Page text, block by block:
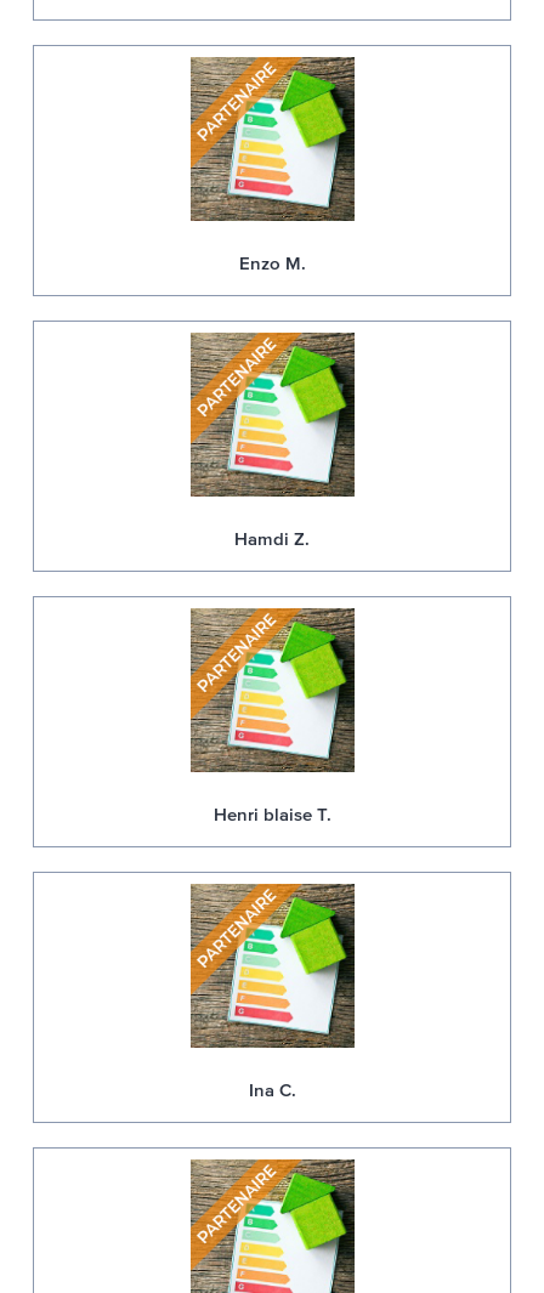
Enzo M.
Hamdi Z.
Henri blaise T.
Ina C.